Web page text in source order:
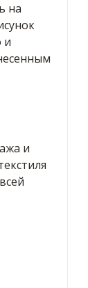
на
и
и